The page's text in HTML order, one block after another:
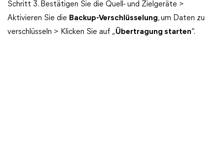
Schritt 3. Bestätigen Sie die Quell- und Zielgeräte >
Aktivieren Sie die Backup-Verschlüsselung, um Daten zu
verschlüsseln > Klicken Sie auf „Übertragung starten“.